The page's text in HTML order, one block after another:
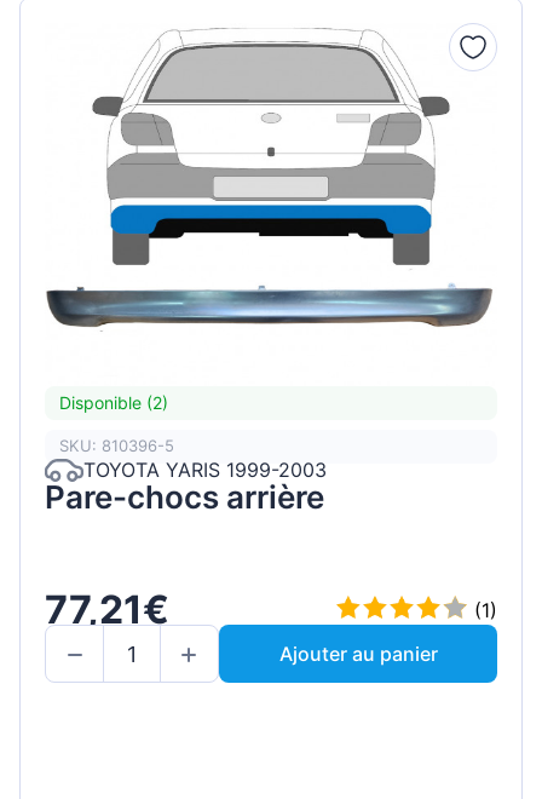
Disponible (2)
SKU: 810396-5
TOYOTA YARIS 1999-2003
Pare-chocs arrière
77,21€
(1)
Ajouter au panier